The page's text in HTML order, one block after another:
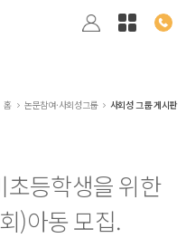
홈 논문참여·사회성그룹 사회성 그룹 게시판
등학생을 위한
)아동 모집.